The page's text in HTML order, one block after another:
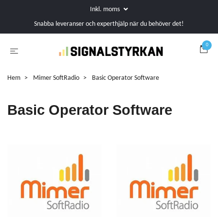
Inkl. moms
Snabba leveranser och experthjälp när du behöver det!
0
Hem Mimer SoftRadio Basic Operator Software
Basic Operator Software